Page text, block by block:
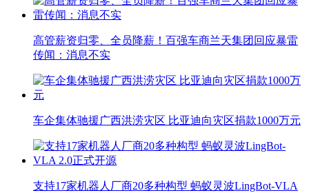
高管薪资归零、全员降薪！百强车商兰天集团回应暴雷
传闻：消息不实
车企集体驰援广西洪涝灾区 比亚迪向灾区捐款1000万元
支持17家机器人厂商20多种构型 蚂蚁灵波LingBot-VLA